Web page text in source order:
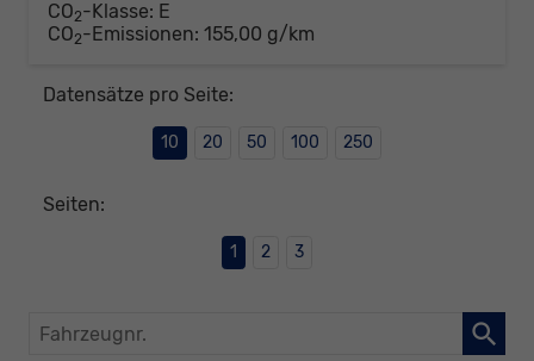
CO2-Klasse: E
CO2-Emissionen: 155,00 g/km
Datensätze pro Seite:
10 20 50 100 250
Seiten:
1 2 3
Fahrzeugnr.